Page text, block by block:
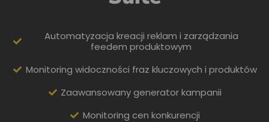
Automatyzacja kreacji reklam i zarządzania
feedem produktowym
Monitoring widoczności fraz kluczowych i produktów
Zaawansowany generator kampanii
Monitoring cen konkurencji